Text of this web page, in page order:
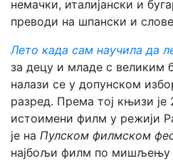
немачки, италијански и
преводи на шпански и
Лето када сам научила да
за децу и младе с великим
налази се у допунском
разред. Према тој књизи
истоимени филм у режији
је на Пулском филмском
најбољи филм по мишљењу